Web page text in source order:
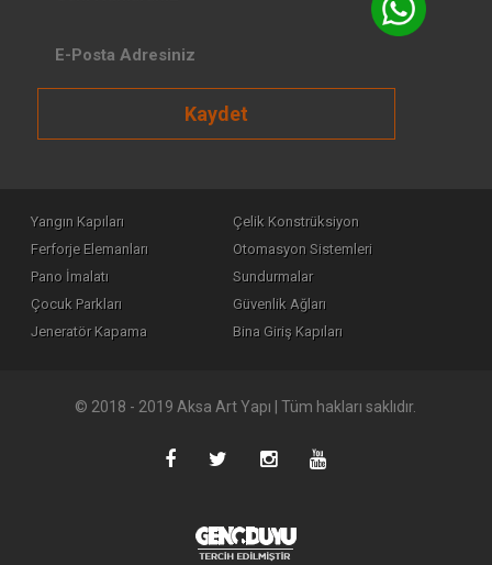
Kaydet
Yangın Kapıları
Çelik Konstrüksiyon
Ferforje Elemanları
Otomasyon Sistemleri
Pano İmalatı
Sundurmalar
Çocuk Parkları
Güvenlik Ağları
Jeneratör Kapama
Bina Giriş Kapıları
© 2018 - 2019 Aksa Art Yapı | Tüm hakları saklıdır.